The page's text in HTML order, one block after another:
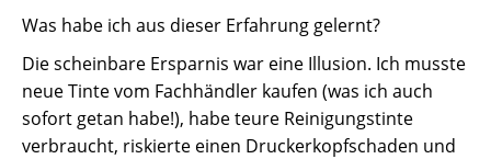
Was habe ich aus dieser Erfahrung gelernt?
Die scheinbare Ersparnis war eine Illusion. Ich musste
neue Tinte vom Fachhändler kaufen (was ich auch
sofort getan habe!), habe teure Reinigungstinte
verbraucht, riskierte einen Druckerkopfschaden und